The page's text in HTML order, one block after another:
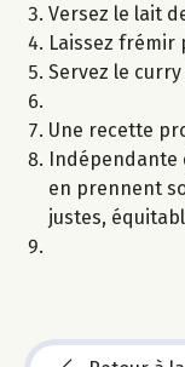
Versez le lait
Laissez frémir
Servez le
Une recette
Indépendante
en prennent
justes,